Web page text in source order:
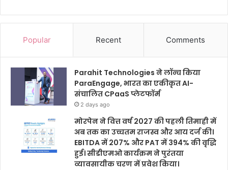
Popular Recent Comments
Parahit Technologies ने लॉन्च किया
ParaEngage, भारत का एकीकृत AI-
संचालित CPaaS प्लेटफॉर्म
2 days ago
मोरपेन ने वित्त वर्ष 2027 की पहली तिमाही में
अब तक का उच्चतम राजस्व और आय दर्ज की।
EBITDA में 207% और PAT में 394% की वृद्धि
हुई। सीडीएमओ कार्यक्रम ने पुरंतया
व्यावसायीक चरण में प्रवेश किया।